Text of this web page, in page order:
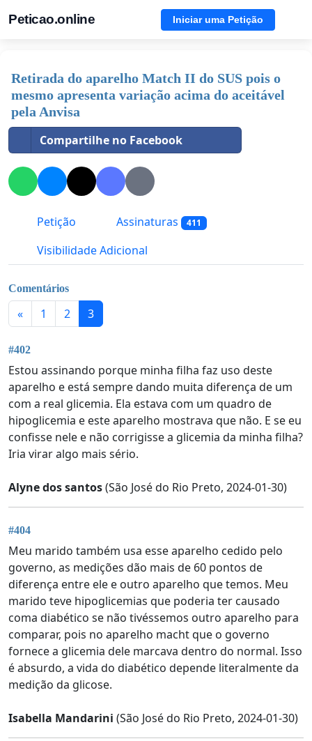
Peticao.online Iniciar uma Petição
Retirada do aparelho Match II do SUS pois o
mesmo apresenta variação acima do aceitável
pela Anvisa
Compartilhe no Facebook
Petição Assinaturas 411
Visibilidade Adicional
Comentários
« 1 2 3
#402
Estou assinando porque minha filha faz uso deste
aparelho e está sempre dando muita diferença de um
com a real glicemia. Ela estava com um quadro de
hipoglicemia e este aparelho mostrava que não. E se eu
confisse nele e não corrigisse a glicemia da minha filha?
Iria virar algo mais sério.
Alyne dos santos(São José do Rio Preto, 2024-01-30)
#404
Meu marido também usa esse aparelho cedido pelo
governo, as medições dão mais de 60 pontos de
diferença entre ele e outro aparelho que temos. Meu
marido teve hipoglicemias que poderia ter causado
coma diabético se não tivéssemos outro aparelho para
comparar, pois no aparelho macht que o governo
fornece a glicemia dele marcava dentro do normal. Isso
é absurdo, a vida do diabético depende literalmente da
medição da glicose.
Isabella Mandarini (São José do Rio Preto, 2024-01-30)